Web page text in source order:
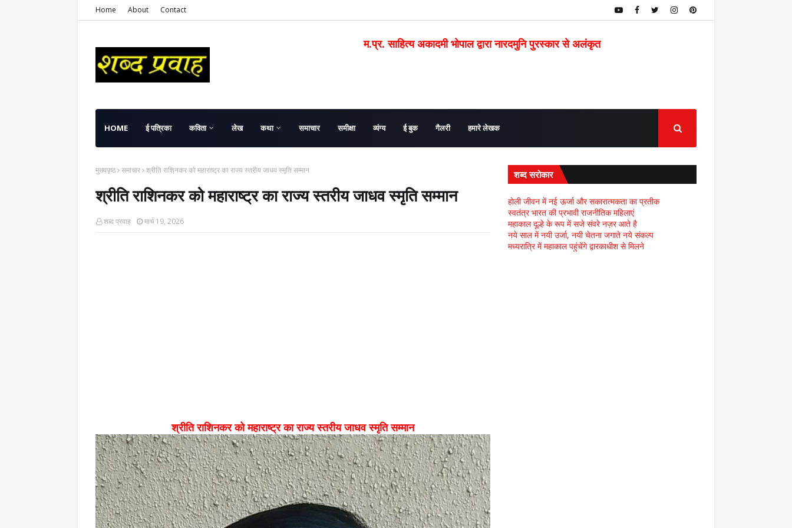
Home About Contact
म.प्र. साहित्य अकादमी भोपाल द्वारा नारदमुनि पुरस्कार से अलंकृत
HOME ई पत्रिका कविता लेख कथा समाचार समीक्षा व्यंग्य ई बुक गैलरी हमारे लेखक
मुख्यपृष्ठ समाचार श्रीति राशिनकर को महाराष्ट्र का राज्य स्तरीय जाधव स्मृति सम्मान
श्रीति राशिनकर को महाराष्ट्र का राज्य स्तरीय जाधव स्मृति सम्मान
शब्द प्रवाह मार्च 19, 2026
श्रीति राशिनकर को महाराष्ट्र का राज्य स्तरीय जाधव स्मृति सम्मान
शब्द सरोकार
होली जीवन में नई ऊर्जा और सकारात्मकता का प्रतीक
स्वतंत्र भारत की प्रभावी राजनीतिक महिलाएं
महाकाल दूल्हे के रूप में सजे संवरे नज़र आते है
नये साल में नयी उर्जा, नयी चेतना जगाते नये संकल्प
मध्यरात्रि में महाकाल पहुंचेंगे द्वारकाधीश से मिलने